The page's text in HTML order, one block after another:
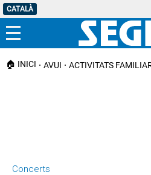
CATALÀ
Menú
🏠 INICI AVUI ACTIVITATS
Concerts